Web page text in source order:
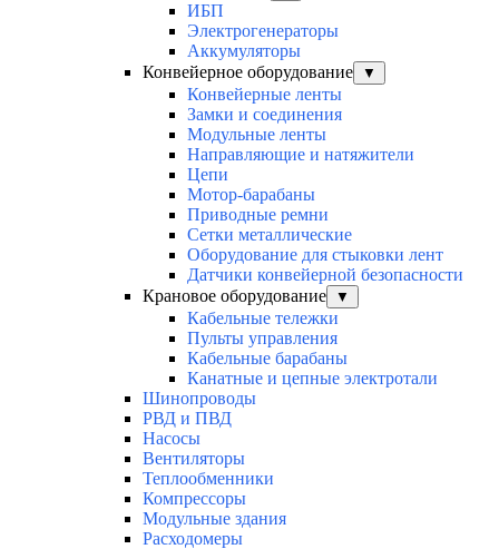
ИБП
Электрогенераторы
Аккумуляторы
Конвейерное оборудование
▼
Конвейерные ленты
Замки и соединения
Модульные ленты
Направляющие и натяжители
Цепи
Мотор-барабаны
Приводные ремни
Сетки металлические
Оборудование для стыковки лент
Датчики конвейерной безопасности
Крановое оборудование
▼
Кабельные тележки
Пульты управления
Кабельные барабаны
Канатные и цепные электротали
Шинопроводы
РВД и ПВД
Насосы
Вентиляторы
Теплообменники
Компрессоры
Модульные здания
Расходомеры